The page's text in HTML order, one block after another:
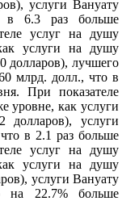
услуги Вануату
6.3 раз больше
услуг на душу
услуги на душу
долларов), лучшего
млрд. долл., что в
При показателе
уровне, как услуги
услуги
в 2.1 раз больше
услуг на душу
услуги на душу
услуги Вануату
22.7% больше